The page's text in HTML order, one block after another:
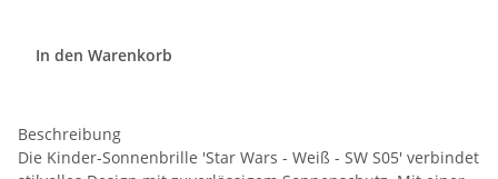
In den Warenkorb
Beschreibung
Die Kinder-Sonnenbrille 'Star Wars - Weiß - SW S05' verbindet